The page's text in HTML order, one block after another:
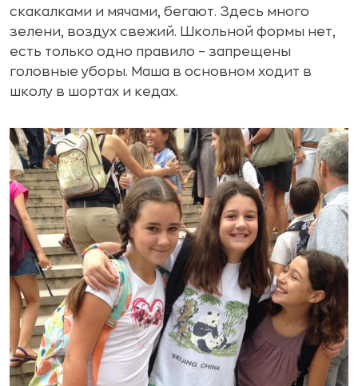
скакалками и мячами, бегают. Здесь много
зелени, воздух свежий. Школьной формы нет,
есть только одно правило – запрещены
головные уборы. Маша в основном ходит в
школу в шортах и кедах.